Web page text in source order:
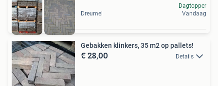
Dreumel
Dagtopper
Vandaag
Gebakken klinkers, 35 m2 op pallets!
€ 28,00 Details